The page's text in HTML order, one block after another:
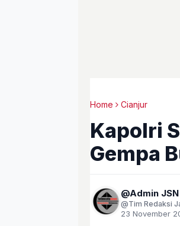
Home Cianjur
Kapolri
Gempa
Admin JSN
Tim Redaksi
23 November